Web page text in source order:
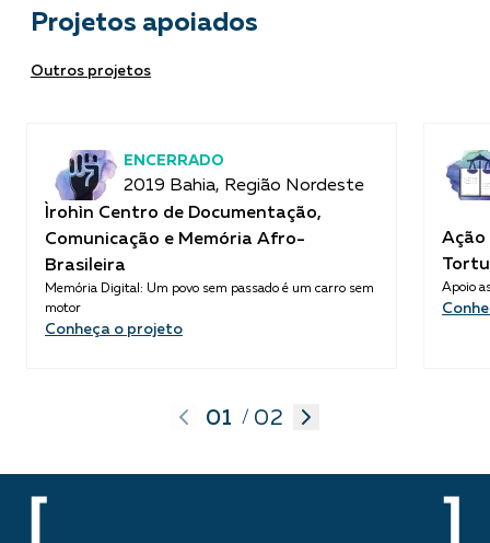
Projetos apoiados
Outros projetos
ENCERRADO
2019 Bahia, Região Nordeste
Ìrohìn Centro de Documentação,
Comunicação e Memória Afro-
Brasileira
Memória Digital: Um povo sem passado é um carro sem
motor
Conheça o projeto
Ação
Apoio
01 / 02